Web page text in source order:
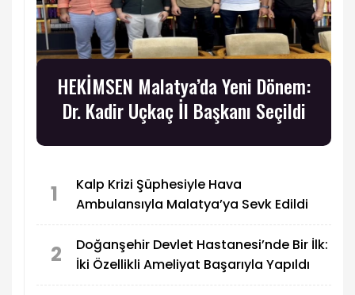
HEKİMSEN Malatya’da Yeni Dönem:
Dr. Kadir Uçkaç İl Başkanı Seçildi
1
Kalp Krizi Şüphesiyle Hava
Ambulansıyla Malatya’ya Sevk Edildi
2
Doğanşehir Devlet Hastanesi’nde Bir İlk:
İki Özellikli Ameliyat Başarıyla Yapıldı